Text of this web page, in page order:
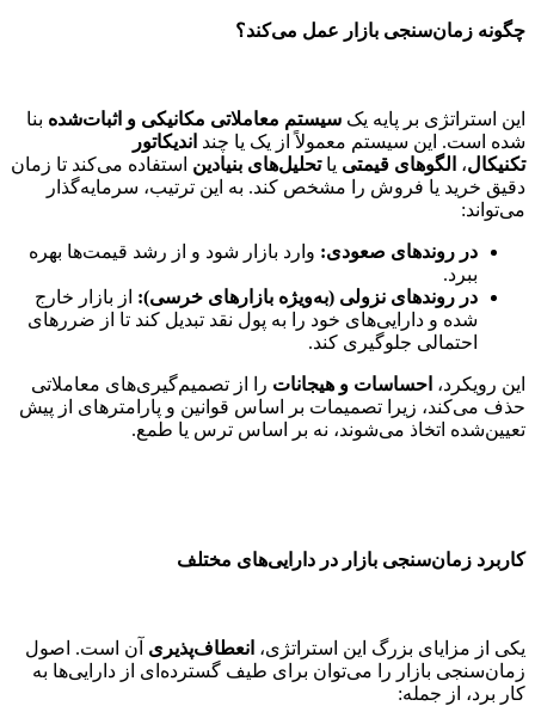
چگونه زمان‌سنجی بازار عمل می‌کند؟
این استراتژی بر پایه یک سیستم معاملاتی مکانیکی و اثبات‌شده بنا
شده است. این سیستم معمولاً از یک یا چند اندیکاتور
تکنیکال، الگوهای قیمتی یاتحلیل‌های بنیادین استفاده می‌کند تا زمان
دقیق خرید یا فروش را مشخص کند. به این ترتیب، سرمایه‌گذار
می‌تواند:
در روندهای صعودی: وارد بازار شود و از رشد قیمت‌ها بهره
ببرد.
در روندهای نزولی (به‌ویژه بازارهای خرسی): از بازار خارج
شده و دارایی‌های خود را به پول نقد تبدیل کند تا از ضررهای
احتمالی جلوگیری کند.
این رویکرد، احساسات و هیجانات را از تصمیم‌گیری‌های معاملاتی
حذف می‌کند، زیرا تصمیمات بر اساس قوانین و پارامترهای از پیش
تعیین‌شده اتخاذ می‌شوند، نه بر اساس ترس یا طمع.
کاربرد زمان‌سنجی بازار در دارایی‌های مختلف
یکی از مزایای بزرگ این استراتژی، انعطاف‌پذیری آن است. اصول
زمان‌سنجی بازار را می‌توان برای طیف گسترده‌ای از دارایی‌ها به
کار برد، از جمله: